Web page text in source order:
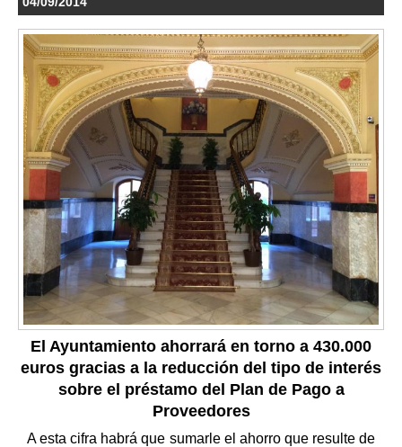
El Ayuntamiento ahorrará en torno a 430.000
euros gracias a la reducción del tipo de interés
sobre el préstamo del Plan de Pago a
Proveedores
A esta cifra habrá que sumarle el ahorro que resulte de